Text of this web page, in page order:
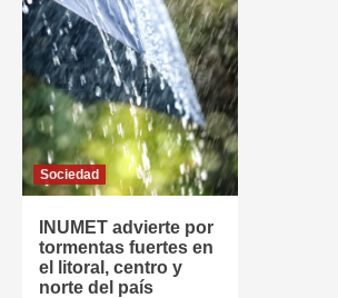
Sociedad
INUMET advierte por
tormentas fuertes en
el litoral, centro y
norte del país